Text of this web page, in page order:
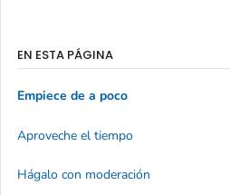
EN ESTA PÁGINA
Empiece de a poco
Aproveche el tiempo
Hágalo con moderación